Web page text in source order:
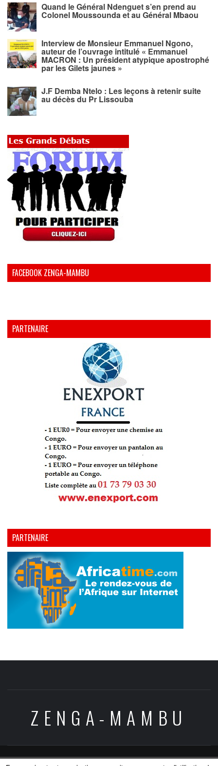
Quand le Général Ndenguet s’en prend au
Colonel Moussounda et au Général Mbaou
Interview de Monsieur Emmanuel Ngono,
auteur de l’ouvrage intitulé « Emmanuel
MACRON : Un président atypique apostrophé
par les Gilets jaunes »
J.F Demba Ntelo : Les leçons à retenir suite
au décès du Pr Lissouba
FACEBOOK ZENGA-MAMBU
PARTENAIRE
PARTENAIRE
ZENGA-MAMBU
Copyright © All rights reserved.|Theme:Elegant